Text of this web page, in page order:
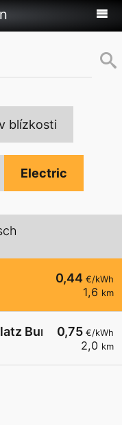
blízkosti
Electric
0,44 €/kWh
1,6 km
0,75 €/kWh
2,0 km
Bundesstr.